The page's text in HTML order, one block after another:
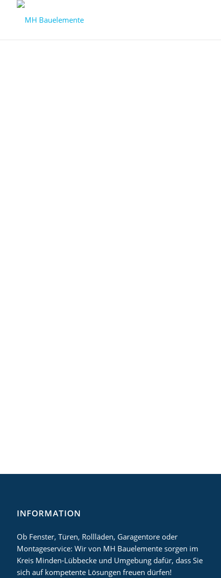
INFORMATION
Ob Fenster, Türen, Rollläden, Garagentore oder
Montageservice: Wir von MH Bauelemente sorgen im
Kreis Minden-Lübbecke und Umgebung dafür, dass Sie
sich auf kompetente Lösungen freuen dürfen!